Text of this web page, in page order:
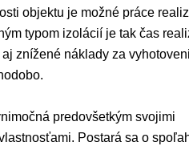
objektu je možné práce
typom izolácií je tak čas
znížené náklady za
predovšetkým svojimi
Postará sa o